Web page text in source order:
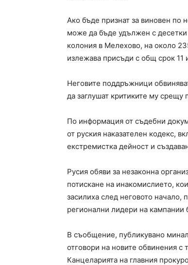
Ако бъде признат за виновен по
може да бъде удължен с десетки
колония в Мелехово, на около
излежава присъди с общ срок 11
Неговите поддръжници
да заглушат критиките му
По информация от съдебни
от руския наказателен кодекс,
екстремистка дейност и
Русия обяви за незаконна
потискане на инакомислието,
засилиха след неговото начало,
регионални лидери на
В съобщение, публикувано
отговори на новите обвинения с
Канцеларията на главния